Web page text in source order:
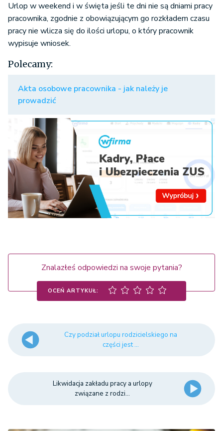
Urlop w weekend i w święta jeśli te dni nie są dniami pracy
pracownika, zgodnie z obowiązującym go rozkładem czasu
pracy nie wlicza się do ilości urlopu, o który pracownik
wypisuje wniosek.
Polecamy:
Akta osobowe pracownika - jak należy je
prowadzić
Znalazłeś odpowiedzi na swoje pytania?
OCEŃ ARTYKUŁ:
Czy podział urlopu rodzicielskiego na
części jest ...
Likwidacja zakładu pracy a urlopy
związane z rodzi...